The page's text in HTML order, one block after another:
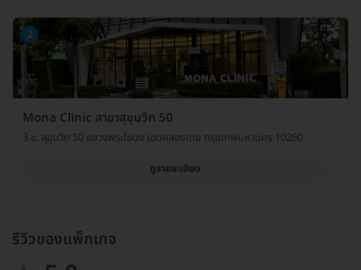
2
Mona Clinic สาขาสุขุมวิท 50
3 ซ. สุขุมวิท 50 แขวงพระโขนง เขตคลองเตย กรุงเทพมหานคร 10260
ดูรายละเอียด
รีวิวของแพ็กเกจ